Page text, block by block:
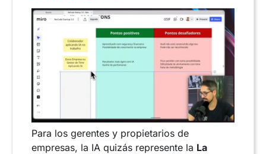
Para los gerentes y propietarios de
empresas, la IA quizás represente la La